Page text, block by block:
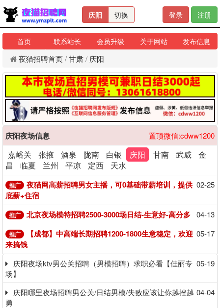
庆阳 切换 登录 注册
首页 联系站长 会员升级 关于网站 发布信息
夜猫招聘首页/甘肃/ 庆阳
庆阳夜场信息 置顶微信:cdww1200
嘉峪关 张掖 酒泉 陇南 白银 庆阳 甘南 武威
金
昌
临夏 兰州 平凉 定西 天水
02-25
推广
夜猫网高薪招聘男女主播，可0基础带薪培训，提供
底薪+住宿
04-13
推广 北京夜场模特招聘2500-3000场日结-生意好-高分多
05-17
推广
【成都】中高端长期招聘1200-1800生意稳定，欢迎
来搞钱
05-19
庆阳夜场ktv男公关招聘（男模招聘）求职必看【佳丽专
场】
04-04
庆阳哪里夜场招聘男公关/日结男模/失败应该让你越挫越
勇